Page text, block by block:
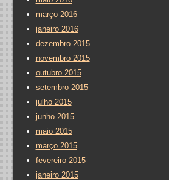
março 2016
janeiro 2016
dezembro 2015
novembro 2015
outubro 2015
setembro 2015
julho 2015
junho 2015
maio 2015
março 2015
fevereiro 2015
janeiro 2015